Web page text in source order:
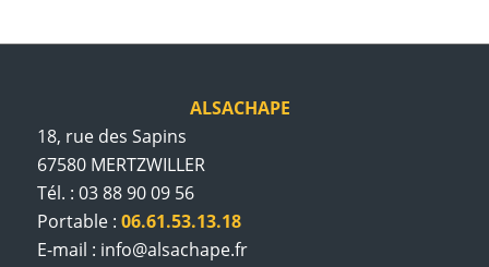
ALSACHAPE
18, rue des Sapins
67580 MERTZWILLER
Tél. : 03 88 90 09 56
Portable : 06.61.53.13.18
E-mail : info@alsachape.fr